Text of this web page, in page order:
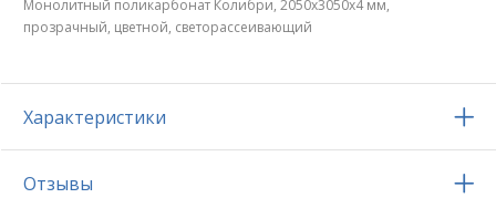
Монолитный поликарбонат Колибри, 2050х3050x4 мм,
прозрачный, цветной, светорассеивающий
Характеристики
Отзывы